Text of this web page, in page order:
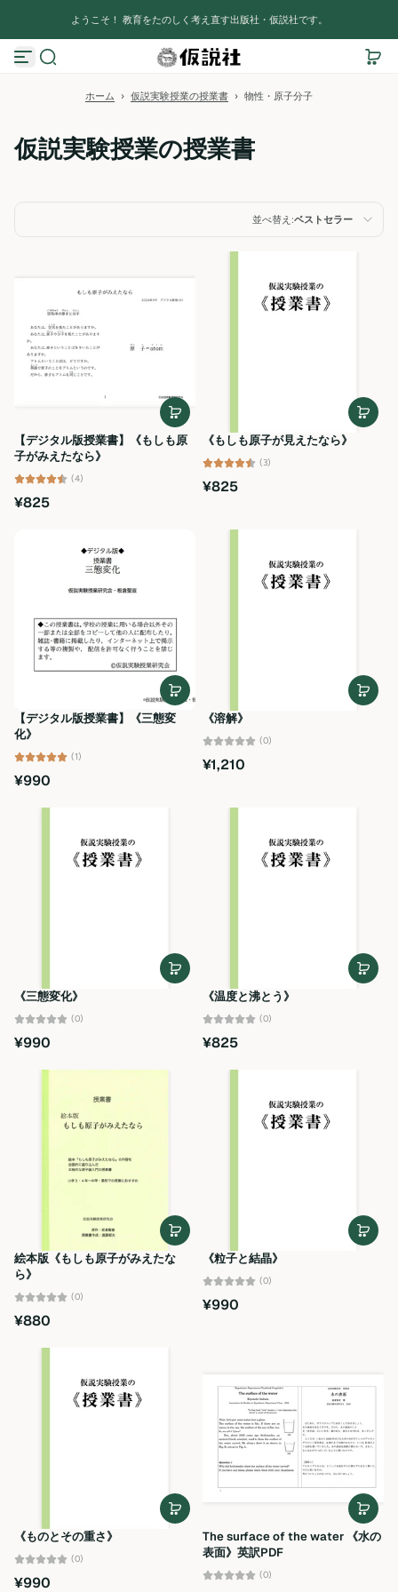
コンテンツへスキップ
ようこそ！ 教育をたのしく考え直す出版社・仮説社です。
ホーム › 仮説実験授業の授業書 › 物性・原子分子
仮説実験授業の授業書
並べ替え:ベストセラー
関連性が最も高い
アルファベット順, Z-
【デジタル版授業書】《もしも原
子がみえたなら》
(4)
¥825
《もしも原子が見えたなら》
(3)
¥825
【デジタル版授業書】《三態変
化》
(1)
¥990
《溶解》
(0)
¥1,210
《三態変化》
(0)
¥990
《温度と沸とう》
(0)
¥825
絵本版《もしも原子がみえたな
ら》
(0)
¥880
《粒子と結晶》
(0)
¥990
《ものとその重さ》
(0)
¥990
The surface of the water 《水の
表面》英訳PDF
(0)